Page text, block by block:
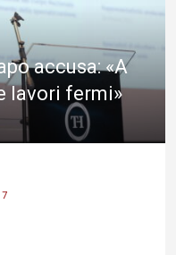
accusa: «A
lavori fermi»